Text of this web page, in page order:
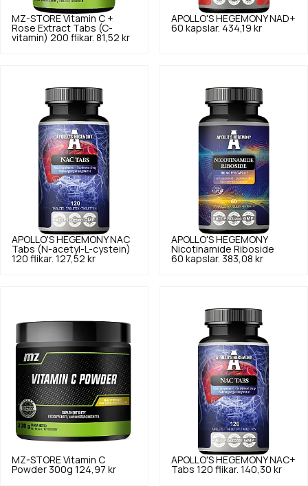
MZ-STORE Vitamin C +
Rose Extract Tabs (C-
vitamin) 200 flikar. 81,52 kr
APOLLO'S HEGEMONY NAD+
60 kapslar. 434,19 kr
APOLLO'S HEGEMONY NAC
Tabs (N-acetyl-L-cystein)
120 flikar. 127,52 kr
APOLLO'S HEGEMONY
Nicotinamide Riboside
60 kapslar. 383,08 kr
MZ-STORE Vitamin C
Powder 300g 124,97 kr
APOLLO'S HEGEMONY NAC+
Tabs 120 flikar. 140,30 kr